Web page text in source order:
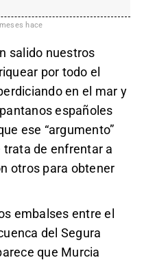
hace
salido nuestros
por todo el
en el mar y
españoles
ese “argumento”
trata de enfrentar a
otros para obtener
embalses entre el
del Segura
que Murcia